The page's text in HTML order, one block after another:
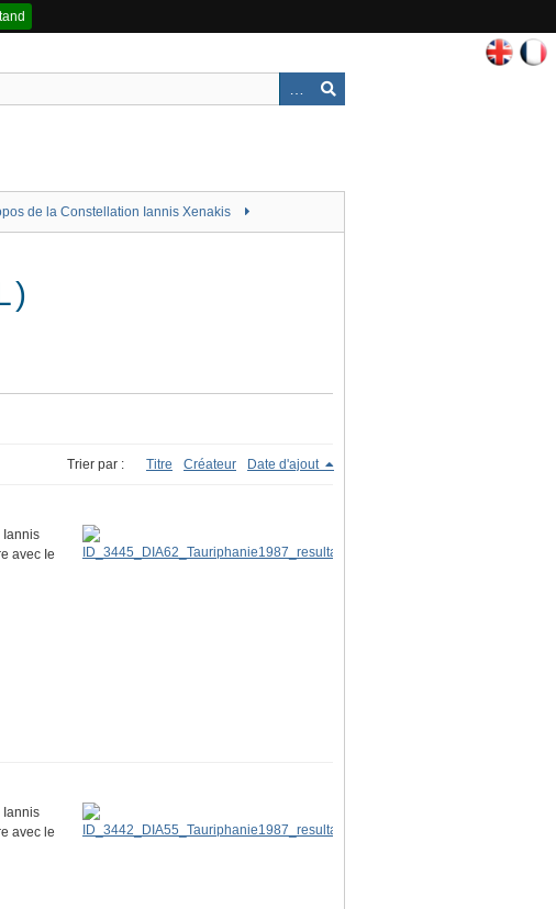
de la Constellation Iannis Xenakis
Trier par : Titre Créateur Date d'ajout
Iannis
avec Ie
Iannis
avec le